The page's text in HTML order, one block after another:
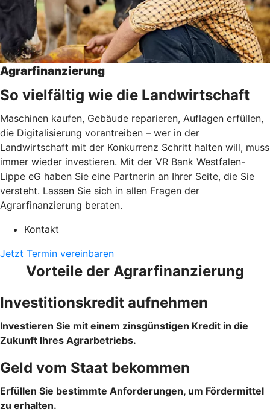
Agrarfinanzierung
So vielfältig wie die Landwirtschaft
Maschinen kaufen, Gebäude reparieren, Auflagen erfüllen,
die Digitalisierung vorantreiben – wer in der
Landwirtschaft mit der Konkurrenz Schritt halten will, muss
immer wieder investieren. Mit der VR Bank Westfalen-
Lippe eG haben Sie eine Partnerin an Ihrer Seite, die Sie
versteht. Lassen Sie sich in allen Fragen der
Agrarfinanzierung beraten.
Kontakt
Jetzt Termin vereinbaren
Vorteile der Agrarfinanzierung
Investitionskredit aufnehmen
Investieren Sie mit einem zinsgünstigen Kredit in die
Zukunft Ihres Agrarbetriebs.
Geld vom Staat bekommen
Erfüllen Sie bestimmte Anforderungen, um Fördermittel
zu erhalten.